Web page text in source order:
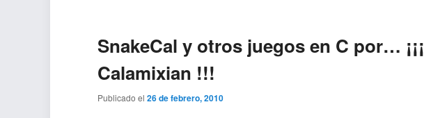
SnakeCal y otros juegos en C por… ¡¡¡
Calamixian !!!
Publicado el26 de febrero, 2010